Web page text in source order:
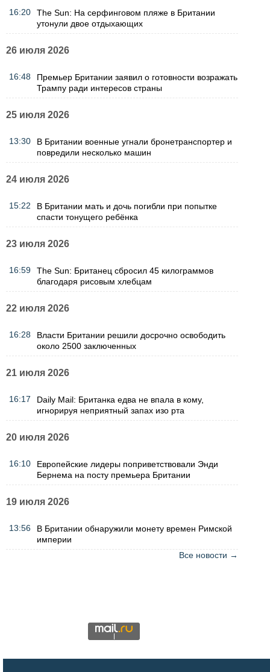
16:20
The Sun: На серфинговом пляже в Британии
утонули двое отдыхающих
26 июля 2026
16:48
Премьер Британии заявил о готовности возражать
Трампу ради интересов страны
25 июля 2026
13:30
В Британии военные угнали бронетранспортер и
повредили несколько машин
24 июля 2026
15:22
В Британии мать и дочь погибли при попытке
спасти тонущего ребёнка
23 июля 2026
16:59
The Sun: Британец сбросил 45 килограммов
благодаря рисовым хлебцам
22 июля 2026
16:28
Власти Британии решили досрочно освободить
около 2500 заключенных
21 июля 2026
16:17
Daily Mail: Британка едва не впала в кому,
игнорируя неприятный запах изо рта
20 июля 2026
16:10
Европейские лидеры поприветствовали Энди
Бернема на посту премьера Британии
19 июля 2026
13:56
В Британии обнаружили монету времен Римской
империи
Все новости →